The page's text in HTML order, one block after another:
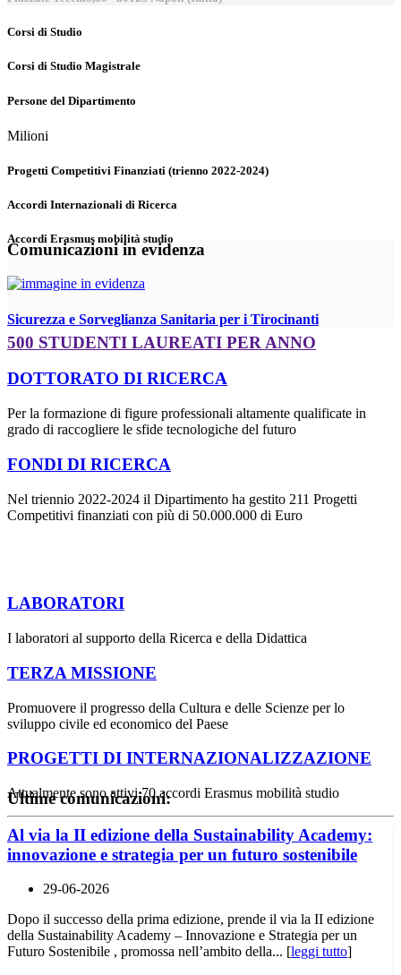
Corsi di Studio
Corsi di Studio Magistrale
Persone del Dipartimento
Milioni
Progetti Competitivi Finanziati (trienno 2022-2024)
Accordi Internazionali di Ricerca
Accordi Erasmus mobilità studio
Comunicazioni in evidenza
Sicurezza e Sorveglianza Sanitaria per i Tirocinanti
500 STUDENTI LAUREATI PER ANNO
DOTTORATO DI RICERCA
Per la formazione di figure professionali altamente qualificate in
grado di raccogliere le sfide tecnologiche del futuro
FONDI DI RICERCA
Nel triennio 2022-2024 il Dipartimento ha gestito 211 Progetti
Competitivi finanziati con più di 50.000.000 di Euro
LABORATORI
I laboratori al supporto della Ricerca e della Didattica
TERZA MISSIONE
Promuovere il progresso della Cultura e delle Scienze per lo
sviluppo civile ed economico del Paese
PROGETTI DI INTERNAZIONALIZZAZIONE
Attualmente sono attivi 70 accordi Erasmus mobilità studio
Ultime comunicazioni:
Al via la II edizione della Sustainability Academy:
innovazione e strategia per un futuro sostenibile
29-06-2026
Dopo il successo della prima edizione, prende il via la II edizione
della Sustainability Academy – Innovazione e Strategia per un
Futuro Sostenibile , promossa nell’ambito della... [leggi tutto]